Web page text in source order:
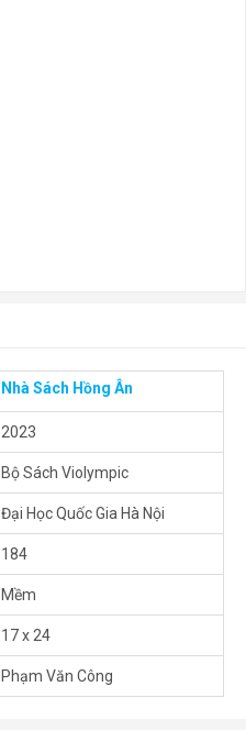
Nhà Sách Hồng Ân
2023
Bộ Sách Violympic
Đại Học Quốc Gia Hà Nội
184
Mềm
17 x 24
Phạm Văn Công